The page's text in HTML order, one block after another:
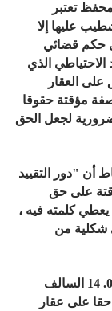
تعتبر
عليها إلا
حكم قضائي
الذي
على العقار
مؤقتة حقوقا
لجعل الحق
أن "دور التقييد
على حق
كلمته فيه ،
شكلية من
وهذا ما أكد عليه الفصل 85 من القانون رقم 07. 14 السالف
على عقار